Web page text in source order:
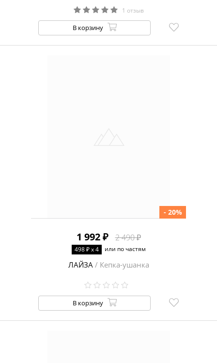
1 отзыв
В корзину
1 992 ₽ 2 490 ₽
- 20%
498 ₽ x 4 или по частям
ЛАЙЗА/ Кепка-ушанка
В корзину